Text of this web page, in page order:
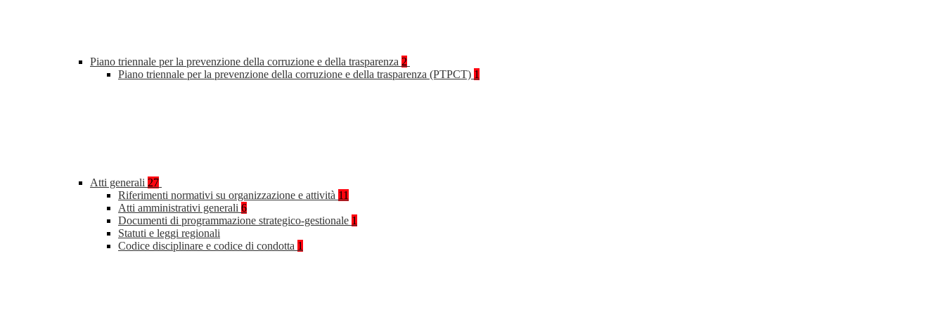
Piano triennale per la prevenzione della corruzione e della trasparenza 2
Piano triennale per la prevenzione della corruzione e della trasparenza (PTPCT) 1
Atti generali 27
Riferimenti normativi su organizzazione e attività 11
Atti amministrativi generali 6
Documenti di programmazione strategico-gestionale 1
Statuti e leggi regionali
Codice disciplinare e codice di condotta 1